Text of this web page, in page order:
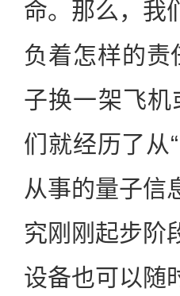
命。那么，我
负着怎样的责
子换一架飞机
们就经历了从
从事的量子信
究刚刚起步阶
设备也可以随